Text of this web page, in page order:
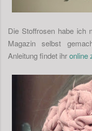
Die Stoffrosen habe ich
Magazin selbst
Anleitung findet ihronline